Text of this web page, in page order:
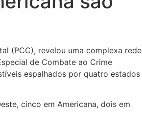
(PCC), revelou uma complexa rede
de Combate ao Crime
espalhados por quatro estados
cinco em Americana, dois em